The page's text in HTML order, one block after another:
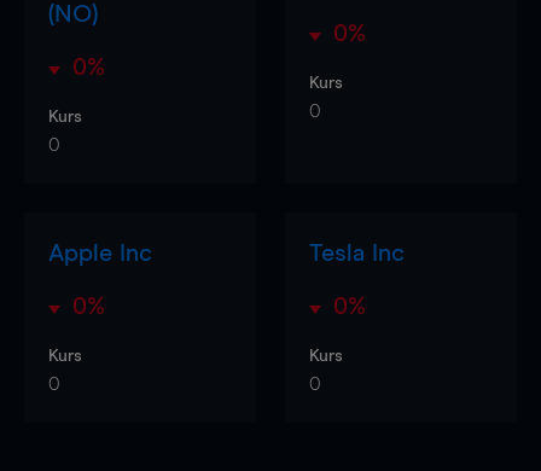
(NO)
0%
Kurs
0
0%
Kurs
0
Apple Inc
0%
Kurs
0
Tesla Inc
0%
Kurs
0